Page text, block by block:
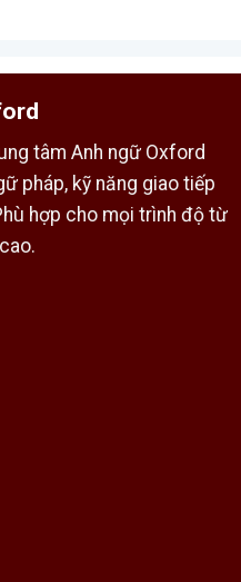
tâm Anh ngữ Oxford
pháp, kỹ năng giao tiếp
hợp cho mọi trình độ từ